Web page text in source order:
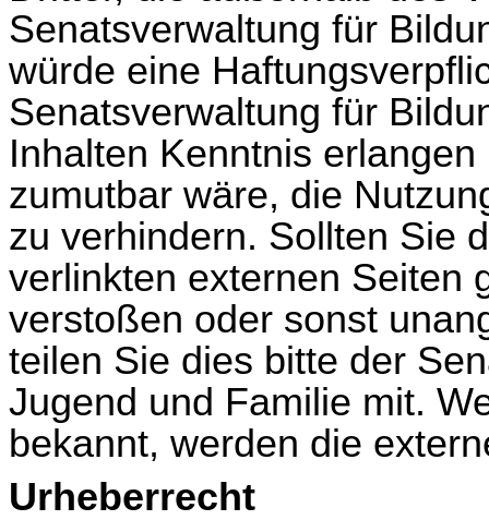
Senatsverwaltung für
würde eine
Senatsverwaltung für
Inhalten Kenntnis
zumutbar wäre, die
zu verhindern. Sollten Sie
verlinkten externen Seiten
verstoßen oder sonst
teilen Sie dies bitte der
Jugend und Familie mit.
bekannt, werden die
Urheberrecht